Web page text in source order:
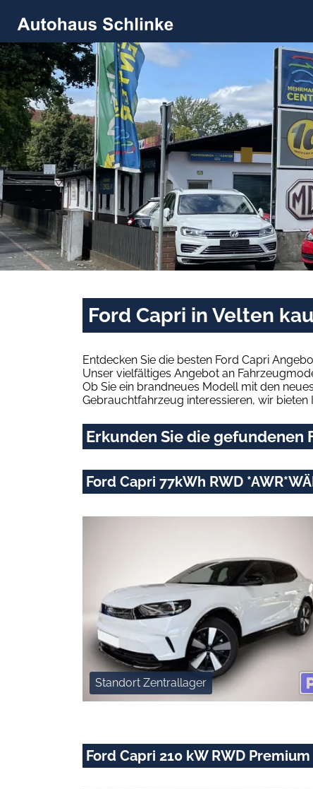
Ford Capri in Velten
Entdecken Sie die besten Ford Capri
Unser vielfältiges Angebot an
Ob Sie ein brandneues Modell mit den
Gebrauchtfahrzeug interessieren, wir bieten
Erkunden Sie die gefundenen
Ford Capri 77kWh RWD
Standort Zentrallager
Ford Capri 210 kW RWD Premium